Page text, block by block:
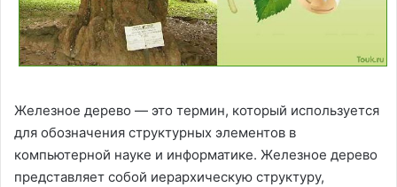
Железное дерево — это термин, который используется
для обозначения структурных элементов в
компьютерной науке и информатике. Железное дерево
представляет собой иерархическую структуру,